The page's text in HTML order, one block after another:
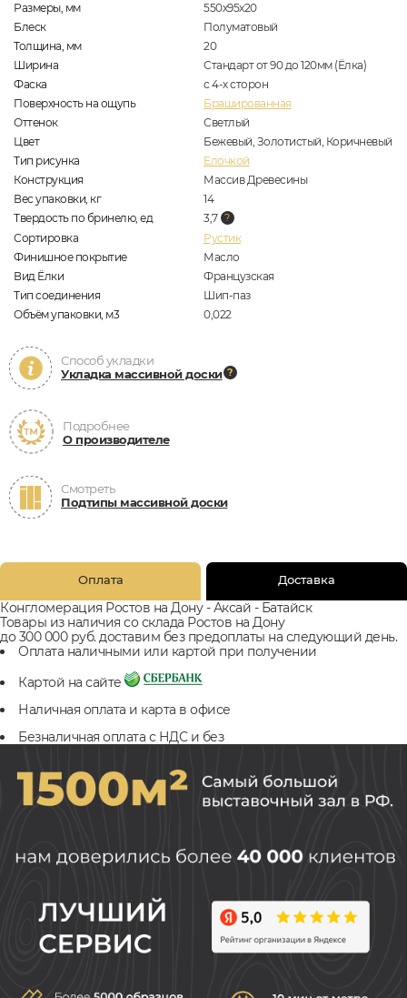
Размеры, мм
550x95x20
Блеск
Полуматовый
Толщина, мм
20
Ширина
Стандарт от 90 до 120мм (Ёлка)
Фаска
с 4-х сторон
Поверхность на ощупь
Брашированная
Оттенок
Светлый
Цвет
Бежевый, Золотистый, Коричневый
Тип рисунка
Елочкой
Конструкция
Массив Древесины
Вес упаковки, кг
14
Твердость по бринелю, ед
3,7
Сортировка
Рустик
Финишное покрытие
Масло
Вид Ёлки
Французская
Тип соединения
Шип-паз
Объём упаковки, м3
0,022
Способ укладки
Укладка массивной доски
Подробнее
О производителе
Смотреть
Подтипы массивной доски
Оплата Доставка
Конгломерация Ростов на Дону - Аксай - Батайск
Товары из наличия со склада Ростов на Дону
до 300 000 руб. доставим без предоплаты на следующий день.
Оплата наличными или картой при получении
Картой на сайте
Наличная оплата и карта в офисе
Безналичная оплата с НДС и без